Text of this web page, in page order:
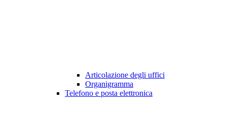
Articolazione degli uffici
Organigramma
Telefono e posta elettronica